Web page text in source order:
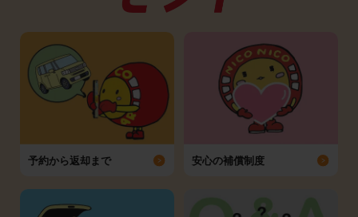
予約から返却まで 安心の補償制度